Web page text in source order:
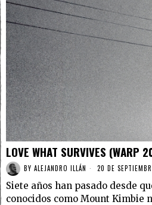
LOVE WHAT SURVIVES (WARP
BY ALEJANDRO ILLÁN 20 DE
Siete años han pasado desde
conocidos como Mount Kimbie